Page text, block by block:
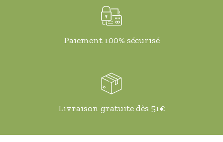
Paiement 100% sécurisé
Livraison gratuite dès 51€